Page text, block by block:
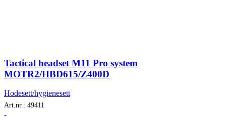
Tactical headset M11 Pro system
MOTR2/HBD615/Z400D
Hodesett/hygienesett
Art.nr.: 49411
-